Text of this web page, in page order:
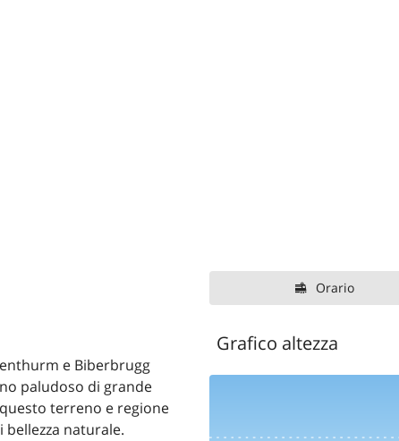
e Biberbrugg
paludoso di grande
terreno e regione
naturale.
Orario
Grafico altezza